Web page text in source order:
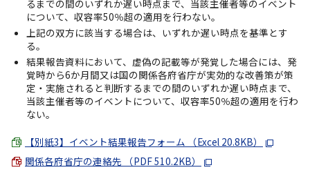
るまでの間のいずれか遅い時点まで、当該主催者等のイベント
について、収容率50％超の適用を行わない。
上記の双方に該当する場合は、いずれか遅い時点を基準とす
る。
結果報告資料において、虚偽の記載等が発覚した場合には、発
覚時から6か月間又は国の関係各府省庁が実効的な改善策が策
定・実施されると判断するまでの間のいずれか遅い時点まで、
当該主催者等のイベントについて、収容率50％超の適用を行わ
ない。
【別紙3】イベント結果報告フォーム （Excel 20.8KB）
関係各府省庁の連絡先 （PDF 510.2KB）